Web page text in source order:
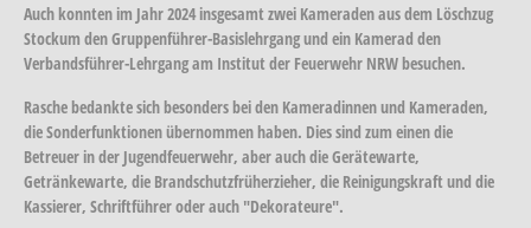
Auch konnten im Jahr 2024 insgesamt zwei Kameraden aus dem Löschzug
Stockum den Gruppenführer-Basislehrgang und ein Kamerad den
Verbandsführer-Lehrgang am Institut der Feuerwehr NRW besuchen.
Rasche bedankte sich besonders bei den Kameradinnen und Kameraden,
die Sonderfunktionen übernommen haben. Dies sind zum einen die
Betreuer in der Jugendfeuerwehr, aber auch die Gerätewarte,
Getränkewarte, die Brandschutzfrüherzieher, die Reinigungskraft und die
Kassierer, Schriftführer oder auch "Dekorateure".